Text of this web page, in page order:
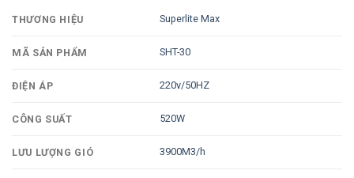
THƯƠNG HIỆU Superlite Max
MÃ SẢN PHẨM SHT-30
ĐIỆN ÁP 220v/50HZ
CÔNG SUẤT 520W
LƯU LƯỢNG GIÓ 3900M3/h